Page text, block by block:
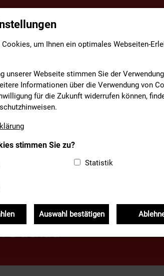
Cookies, um Ihnen ein optimales Webseiten-
unserer Webseite stimmen Sie der
Informationen über die Verwendung von
für die Zukunft widerrufen können,
stimmen Sie zu?
Statistik
Auswahl bestätigen